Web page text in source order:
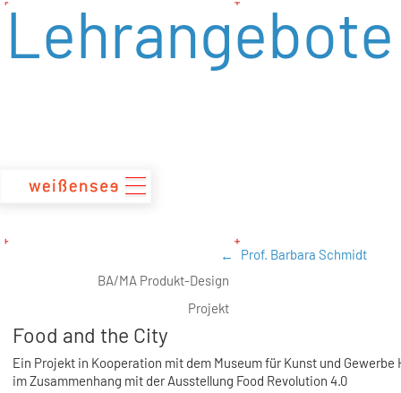
zumLehrangebote
Prof. Barbara Schmidt
BA/MA Produkt-Design
Projekt
Food and the City
Ein Projekt in Kooperation mit dem Museum für Kunst und Gewerbe
im Zusammenhang mit der Ausstellung Food Revolution 4.0